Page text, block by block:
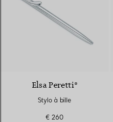
Elsa Peretti®
Stylo à bille
€ 260